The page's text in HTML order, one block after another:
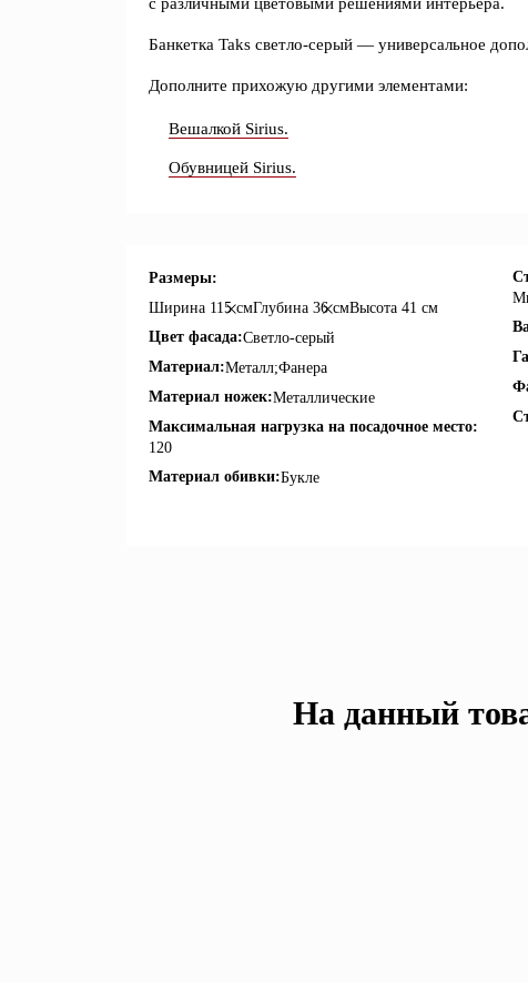
Банкетка Taks светло-серый — универсальное
Дополните прихожую другими элементами:
Вешалкой Sirius.
Обувницей Sirius.
Размеры:
Ширина 115 смГлубина 36 смВысота 41 см
Цвет фасада:Светло-серый
Материал:Металл;Фанера
Материал ножек:Металлические
Максимальная нагрузка на посадочное место:
120
Материал обивки:Букле
На данный